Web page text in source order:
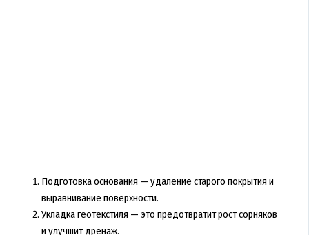
Подготовка основания — удаление старого покрытия и
выравнивание поверхности.
Укладка геотекстиля — это предотвратит рост сорняков
и улучшит дренаж.